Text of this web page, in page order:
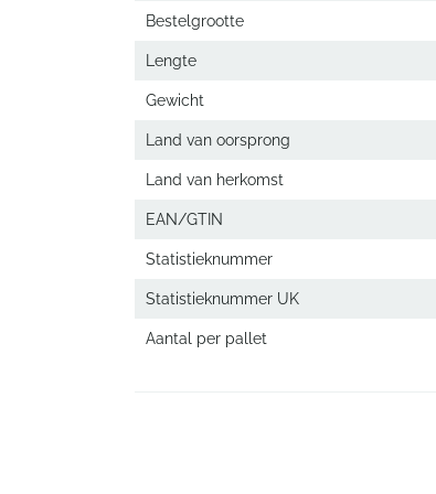
Bestelgrootte
Lengte
Gewicht
Land van oorsprong
Land van herkomst
EAN/GTIN
Statistieknummer
Statistieknummer UK
Aantal per pallet